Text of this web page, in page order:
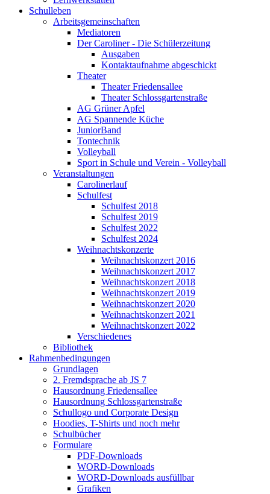
Schulleben
Arbeitsgemeinschaften
Mediatoren
Der Caroliner - Die Schülerzeitung
Ausgaben
Kontaktaufnahme abgeschickt
Theater
Theater Friedensallee
Theater Schlossgartenstraße
AG Grüner Apfel
AG Spannende Küche
JuniorBand
Tontechnik
Volleyball
Sport in Schule und Verein - Volleyball
Veranstaltungen
Carolinerlauf
Schulfest
Schulfest 2018
Schulfest 2019
Schulfest 2022
Schulfest 2024
Weihnachtskonzerte
Weihnachtskonzert 2016
Weihnachtskonzert 2017
Weihnachtskonzert 2018
Weihnachtskonzert 2019
Weihnachtskonzert 2020
Weihnachtskonzert 2021
Weihnachtskonzert 2022
Verschiedenes
Bibliothek
Rahmenbedingungen
Grundlagen
2. Fremdsprache ab JS 7
Hausordnung Friedensallee
Hausordnung Schlossgartenstraße
Schullogo und Corporate Design
Hoodies, T-Shirts und noch mehr
Schulbücher
Formulare
PDF-Downloads
WORD-Downloads
WORD-Downloads ausfüllbar
Grafiken